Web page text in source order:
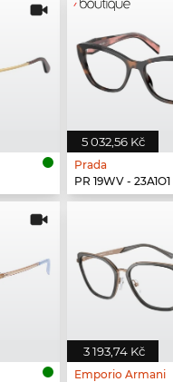
5 032,56 Kč
Prada
PR 19WV - 23A1O1
3 193,74 Kč
Emporio Armani